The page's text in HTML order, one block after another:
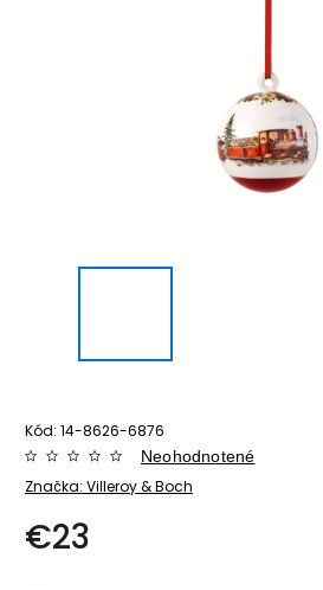
Kód: 14-8626-6876
Značka: Villeroy & Boch
Neohodnotené
€23